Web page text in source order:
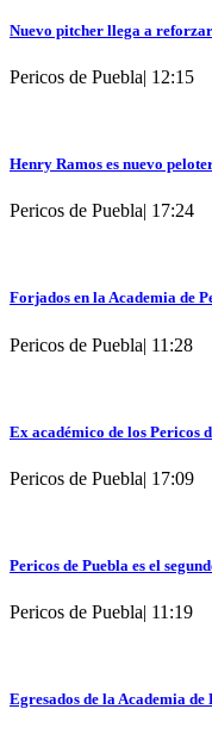
Nuevo pitcher llega a
Pericos de Puebla| 12:15
Henry Ramos es nuevo
Pericos de Puebla| 17:24
Forjados en la Academia de
Pericos de Puebla| 11:28
Ex académico de los Pericos
Pericos de Puebla| 17:09
Pericos de Puebla es el
Pericos de Puebla| 11:19
Egresados de la Academia